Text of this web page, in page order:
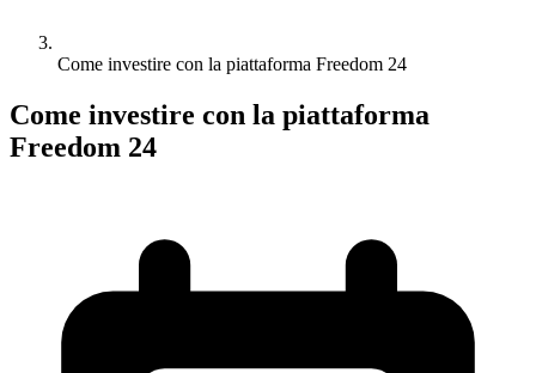
Come investire con la piattaforma Freedom 24
Come investire con la piattaforma
Freedom 24